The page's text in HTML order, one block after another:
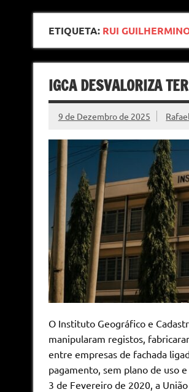
ETIQUETA: RUI
IGCA DESVALORIZA
9 de Dezembro de 2025
O Instituto Geográfico e
manipularam registos,
entre empresas de fachada
pagamento, sem plano de uso
3 de Fevereiro de 2020, a